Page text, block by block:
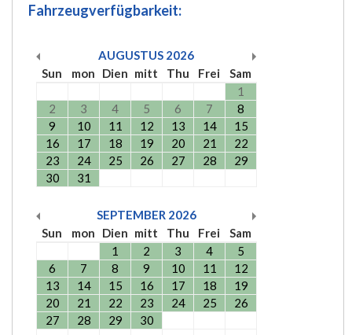
Fahrzeugverfügbarkeit:
AUGUSTUS 2026
Sun
mon Dien mitt Thu Frei
Sam
1
2
3 4 5 6 7
8
9
10 11 12 13 14
15
16
17 18 19 20 21
22
23
24 25 26 27 28
29
30
31
SEPTEMBER 2026
Sun
mon Dien mitt Thu Frei
Sam
1
2 3 4
5
6
7 8 9 10 11
12
13
14 15 16 17 18
19
20
21 22 23 24 25
26
27
28 29 30